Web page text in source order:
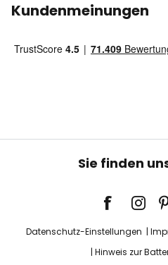
Kundenmeinungen
Sie finden
Datenschutz-Einstellungen
Hinweis zur